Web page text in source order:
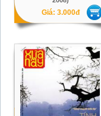
Giá: 3.000đ